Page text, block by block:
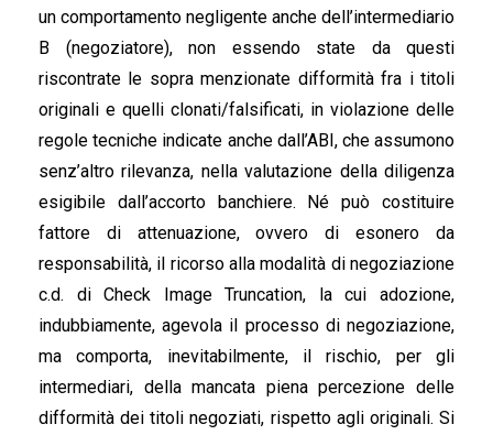
un comportamento negligente anche dell’intermediario
B (negoziatore), non essendo state da questi
riscontrate le sopra menzionate difformità fra i titoli
originali e quelli clonati/falsificati, in violazione delle
regole tecniche indicate anche dall’ABI, che assumono
senz’altro rilevanza, nella valutazione della diligenza
esigibile dall’accorto banchiere. Né può costituire
fattore di attenuazione, ovvero di esonero da
responsabilità, il ricorso alla modalità di negoziazione
c.d. di Check Image Truncation, la cui adozione,
indubbiamente, agevola il processo di negoziazione,
ma comporta, inevitabilmente, il rischio, per gli
intermediari, della mancata piena percezione delle
difformità dei titoli negoziati, rispetto agli originali. Si